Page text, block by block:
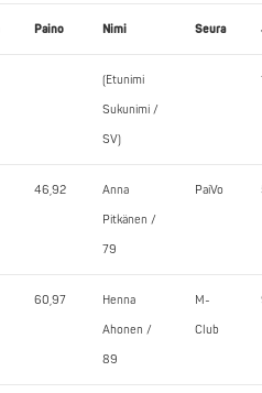
Paino Nimi Seura
(Etunimi
Sukunimi /
SV)
46,92 Anna
Pitkänen /
79
PaiVo
60,97 Henna
Ahonen /
89
M-
Club